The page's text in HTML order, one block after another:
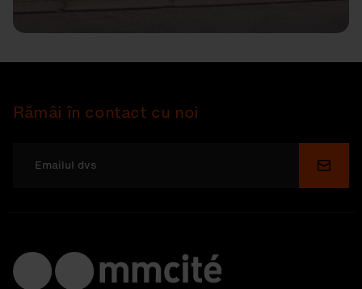
Rămâi în contact cu noi